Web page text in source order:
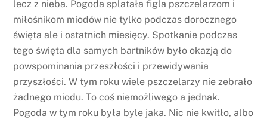
lecz z nieba. Pogoda splatała figla pszczelarzom i
miłośnikom miodów nie tylko podczas dorocznego
święta ale i ostatnich miesięcy. Spotkanie podczas
tego święta dla samych bartników było okazją do
powspominania przeszłości i przewidywania
przyszłości. W tym roku wiele pszczelarzy nie zebrało
żadnego miodu. To coś niemożliwego a jednak.
Pogoda w tym roku była byle jaka. Nic nie kwitło, albo